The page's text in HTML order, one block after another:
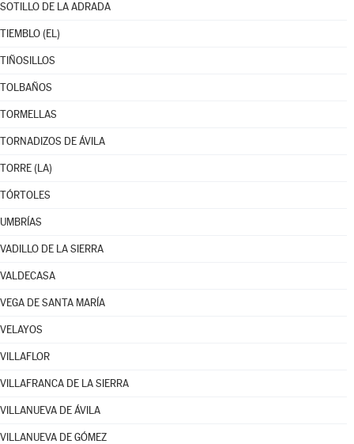
SOTILLO DE LA ADRADA
TIEMBLO (EL)
TIÑOSILLOS
TOLBAÑOS
TORMELLAS
TORNADIZOS DE ÁVILA
TORRE (LA)
TÓRTOLES
UMBRÍAS
VADILLO DE LA SIERRA
VALDECASA
VEGA DE SANTA MARÍA
VELAYOS
VILLAFLOR
VILLAFRANCA DE LA SIERRA
VILLANUEVA DE ÁVILA
VILLANUEVA DE GÓMEZ